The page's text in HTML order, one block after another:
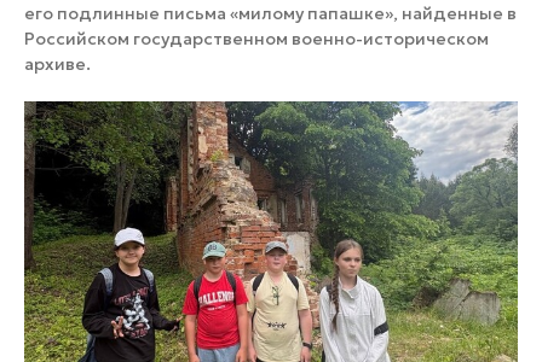
его подлинные письма «милому папашке», найденные в
Российском государственном военно-историческом
архиве.